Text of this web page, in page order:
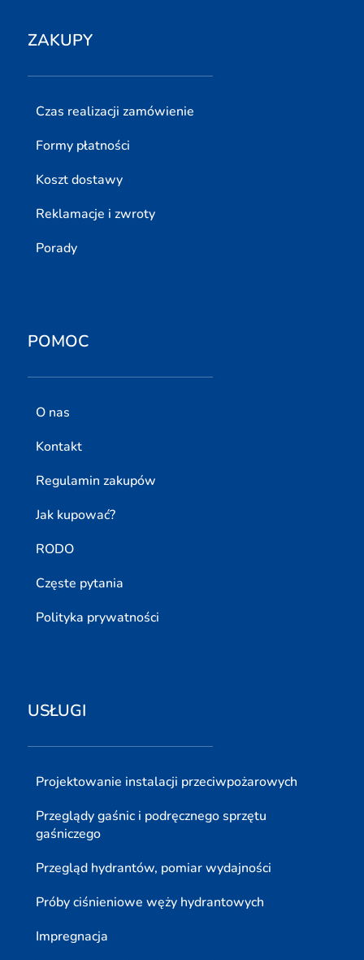
ZAKUPY
Czas realizacji zamówienie
Formy płatności
Koszt dostawy
Reklamacje i zwroty
Porady
POMOC
O nas
Kontakt
Regulamin zakupów
Jak kupować?
RODO
Częste pytania
Polityka prywatności
USŁUGI
Projektowanie instalacji przeciwpożarowych
Przeglądy gaśnic i podręcznego sprzętu
gaśniczego
Przegląd hydrantów, pomiar wydajności
Próby ciśnieniowe węży hydrantowych
Impregnacja